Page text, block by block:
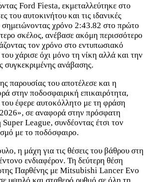
Ford Fiesta, εκμεταλλεύτηκε στο
του αυτοκινήτου και τις ιδανικές
σημειώνοντας χρόνο 2:43.82 στο πρώτο
σκέλος, ανέβασε ακόμη περισσότερο
τον χρόνο στο εντυπωσιακό
χάρισε όχι μόνο τη νίκη αλλά και την
συγκεκριμένης ανάβασης.
παρουσίας του αποτέλεσε και η
στην ποδοσφαιρική επικαιρότητα,
έφερε αυτοκόλλητο με τη φράση
σε αναφορά στην πρόσφατη
League, συνδέοντας έτσι τον
με το ποδόσφαιρο.
η μάχη για τις θέσεις του βάθρου στη
ενδιαφέρον. Τη δεύτερη θέση
Παρθένης με Mitsubishi Lancer Evo